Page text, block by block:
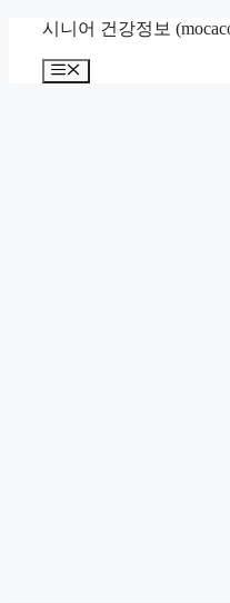
시니어 건강정보
메